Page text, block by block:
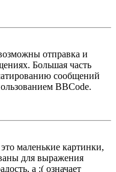
отправка и
Большая часть
сообщений
BBCode.
маленькие картинки,
для выражения
а :( означает